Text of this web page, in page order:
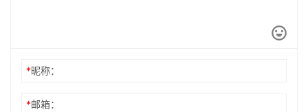
*昵称：
*邮箱：